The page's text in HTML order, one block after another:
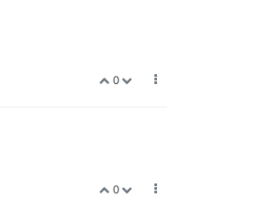
0
0